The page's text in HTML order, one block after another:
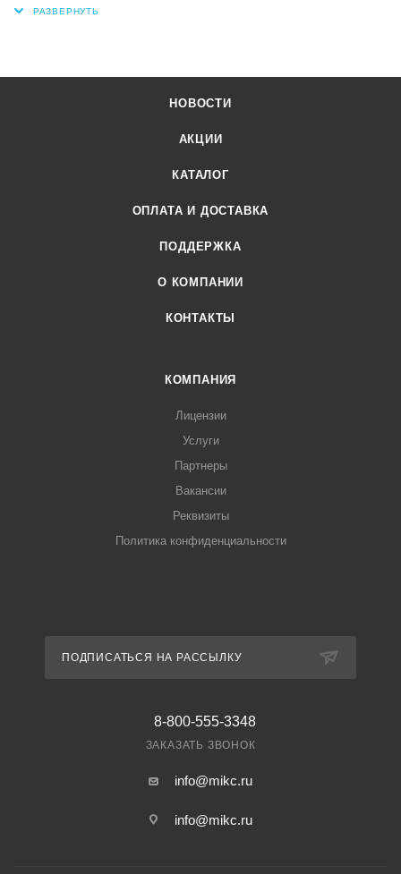
НОВОСТИ
АКЦИИ
КАТАЛОГ
ОПЛАТА И ДОСТАВКА
ПОДДЕРЖКА
О КОМПАНИИ
КОНТАКТЫ
КОМПАНИЯ
Лицензии
Услуги
Партнеры
Вакансии
Реквизиты
Политика конфиденциальности
ПОДПИСАТЬСЯ НА РАССЫЛКУ
8-800-555-3348
ЗАКАЗАТЬ ЗВОНОК
info@mikc.ru
info@mikc.ru